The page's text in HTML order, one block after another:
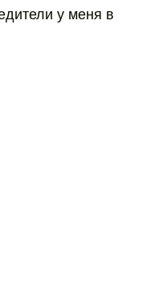
у меня в